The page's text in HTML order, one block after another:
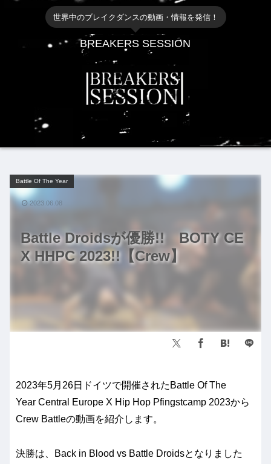
世界中のブレイクダンスの動画・情報を発信！
BREAKERS SESSION
Battle Droidsが優勝!! BOTY CE
X HHPC 2023!!【Crew】
Battle Of The Year
2023.06.08
2023年5月26日ドイツで開催されたBattle Of The
Year Central Europe X Hip Hop Pfingstcamp 2023から
Crew Battleの動画を紹介します。
決勝は、Back in Blood vs Battle Droidsとなりました